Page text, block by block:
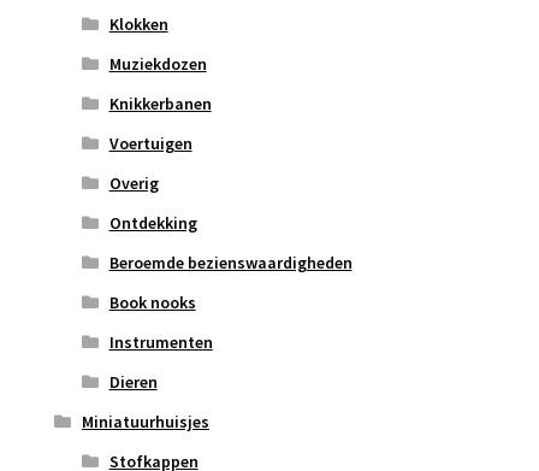
Klokken
Muziekdozen
Knikkerbanen
Voertuigen
Overig
Ontdekking
Beroemde bezienswaardigheden
Book nooks
Instrumenten
Dieren
Miniatuurhuisjes
Stofkappen